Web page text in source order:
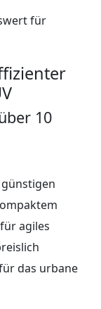
für
10
agiles
das urbane